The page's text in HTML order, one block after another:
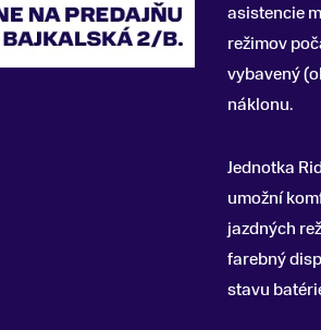
asistencie
režimov
vybavený
náklonu.
Jednotka
umožní
jazdných
farebný
stavu